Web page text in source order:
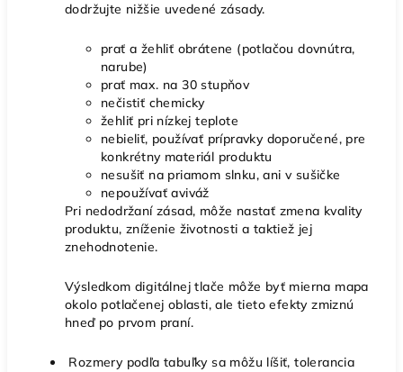
dodržujte nižšie uvedené zásady.
prať a žehliť obrátene (potlačou dovnútra,
narube)
prať max. na 30 stupňov
nečistiť chemicky
žehliť pri nízkej teplote
nebieliť, používať prípravky doporučené, pre
konkrétny materiál produktu
nesušiť na priamom slnku, ani v sušičke
nepoužívať aviváž
Pri nedodržaní zásad, môže nastať zmena kvality
produktu, zníženie životnosti a taktiež jej
znehodnotenie.
Výsledkom digitálnej tlače môže byť mierna mapa
okolo potlačenej oblasti, ale tieto efekty zmiznú
hneď po prvom praní.
Rozmery podľa tabuľky sa môžu líšiť, tolerancia